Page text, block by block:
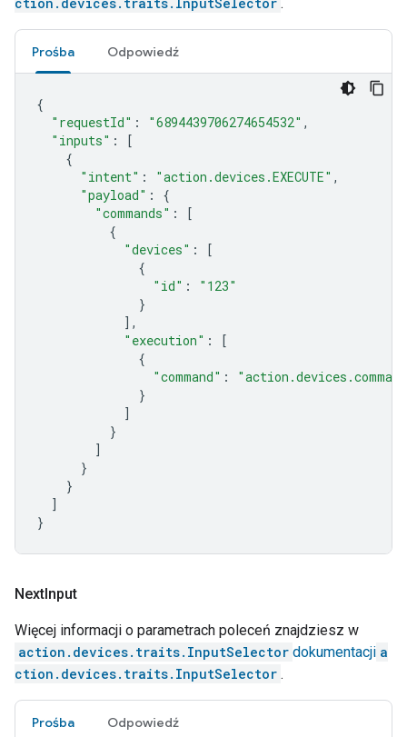
Prośba Odpowiedź
{
"requestId" : "6894439706274654532" ,
"inputs" :
[
{
"intent" : "action.devices.EXECUTE" ,
"payload" :
{
"commands" :
[
{
"devices" :
[
{
"id" :
"123"
}
],
"execution" :
[
{
"command" :
}
]
}
]
}
}
]
}
NextInput
Więcej informacji o parametrach poleceń znajdziesz w
action.devices.traits.InputSelector dokumentacji a
ction.devices.traits.InputSelector .
Prośba Odpowiedź